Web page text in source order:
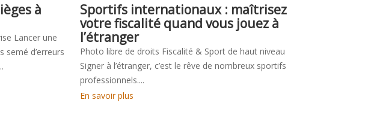
à
Lancer une
d’erreurs
Sportifs internationaux : maîtrisez
votre fiscalité quand vous jouez à
l’étranger
Photo libre de droits Fiscalité & Sport de haut niveau
Signer à l’étranger, c’est le rêve de nombreux sportifs
professionnels....
En savoir plus